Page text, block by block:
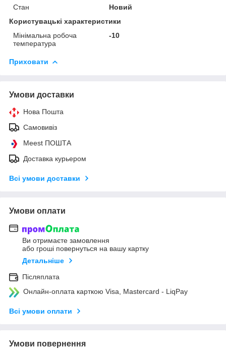
Стан
Новий
Користувацькi характеристики
Мінімальна робоча
температура
-10
Приховати
Умови доставки
Нова Пошта
Самовивіз
Meest ПОШТА
Доставка курьером
Всі умови доставки
Умови оплати
Ви отримаєте замовлення
або гроші повернуться на вашу картку
Детальніше
Післяплата
Онлайн-оплата карткою Visa, Mastercard - LiqPay
Всі умови оплати
Умови повернення